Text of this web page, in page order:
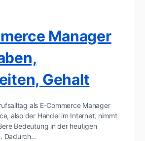
Manager
Gehalt
als E-Commerce Manager
also der Handel im Internet, nimmt
Bedeutung in der heutigen
Dadurch…